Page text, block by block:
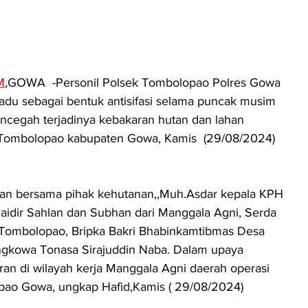
,GOWA  -Personil Polsek Tombolopao Polres Gowa
sebagai bentuk antisifasi selama puncak musim
terjadinya kebakaran hutan dan lahan
kabupaten Gowa, Kamis  (29/08/2024)
bersama pihak kehutanan,,Muh.Asdar kepala KPH
Sahlan dan Subhan dari Manggala Agni, Serda
Bripka Bakri Bhabinkamtibmas Desa
Tonasa Sirajuddin Naba. Dalam upaya
di wilayah kerja Manggala Agni daerah operasi
Gowa, ungkap Hafid,Kamis ( 29/08/2024)